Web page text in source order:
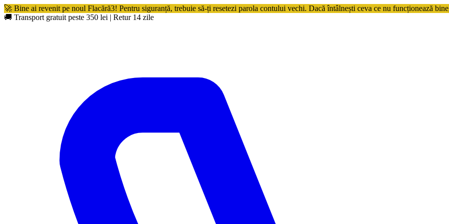
🚀 Bine ai revenit pe noul Flacără3! Pentru siguranță, trebuie să-ți resetezi parola contului vechi. Dacă întâlnești ceva ce nu funcționează
🚚 Transport gratuit peste 350 lei | Retur 14 zile